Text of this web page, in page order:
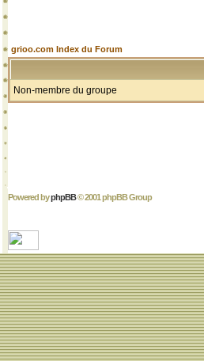
grioo.com Index du Forum
Non-membre du groupe
Powered byphpBB© 2001 phpBB Group